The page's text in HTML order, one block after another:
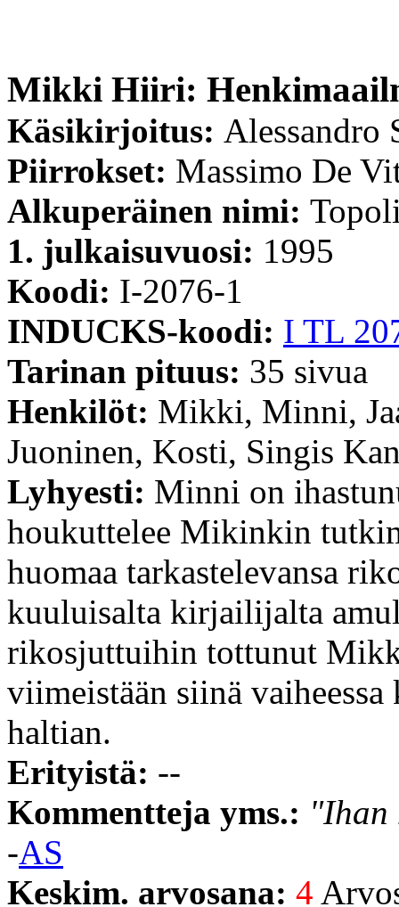
Mikki Hiiri:
Käsikirjoitus: Alessandro
Piirrokset: Massimo De
Alkuperäinen nimi:
1. julkaisuvuosi: 1995
Koodi: I-2076-1
INDUCKS-koodi: I TL
Tarinan pituus: 35 sivua
Henkilöt: Mikki, Minni,
Juoninen, Kosti, Singis
Lyhyesti: Minni on
houkuttelee Mikinkin
huomaa tarkastelevansa
kuuluisalta kirjailijalta
rikosjuttuihin tottunut
viimeistään siinä
haltian.
Erityistä: --
Kommentteja yms.: "Ihan
-AS
Keskim. arvosana: 4